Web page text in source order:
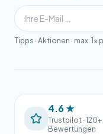
Tipps · Aktionen · max.
4.6 ★
Trustpilot · 120+
Bewertungen